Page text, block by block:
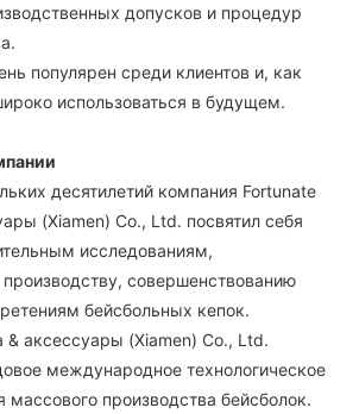
допусков и процедур
популярен среди клиентов и, как
использоваться в будущем.
десятилетий компания Fortunate
(Xiamen) Co., Ltd. посвятил себя
исследованиям,
совершенствованию
бейсбольных кепок.
& аксессуары (Xiamen) Co., Ltd.
международное технологическое
массового производства бейсболок.